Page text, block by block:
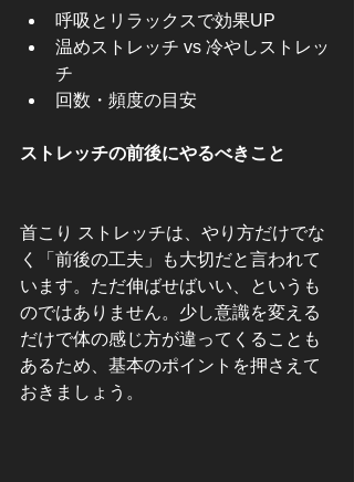
呼吸とリラックスで効果UP
温めストレッチ vs 冷やしストレッ
チ
回数・頻度の目安
ストレッチの前後にやるべきこと
首こり ストレッチは、やり方だけでな
く「前後の工夫」も大切だと言われて
います。ただ伸ばせばいい、というも
のではありません。少し意識を変える
だけで体の感じ方が違ってくることも
あるため、基本のポイントを押さえて
おきましょう。